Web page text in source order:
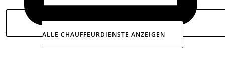
ALLE CHAUFFEURDIENSTE ANZEIGEN